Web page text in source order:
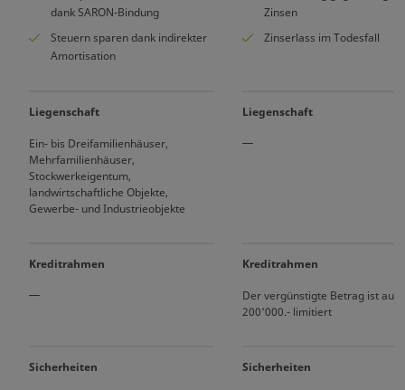
dank SARON-Bindung
Steuern sparen dank indirekter
Amortisation
Zinsen
Zinserlass im Todesfall
Liegenschaft
Ein- bis Dreifamilienhäuser,
Mehrfamilienhäuser,
Stockwerkeigentum,
landwirtschaftliche Objekte,
Gewerbe- und Industrieobjekte
Liegenschaft
Kreditrahmen Kreditrahmen
Der vergünstigte Betrag ist auf
200'000.- limitiert
Sicherheiten Sicherheiten